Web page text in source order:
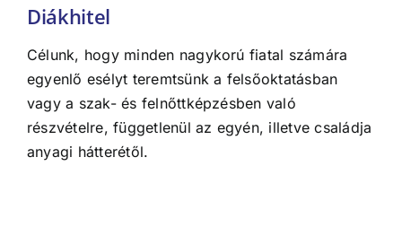
Diákhitel
Célunk, hogy minden nagykorú fiatal számára
egyenlő esélyt teremtsünk a felsőoktatásban
vagy a szak- és felnőttképzésben való
részvételre, függetlenül az egyén, illetve családja
anyagi hátterétől.